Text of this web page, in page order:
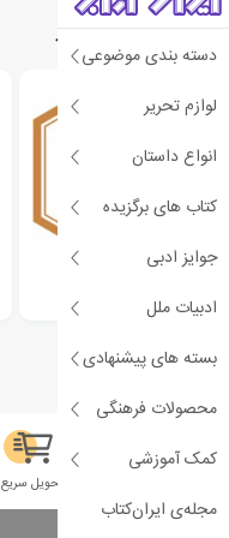
دسته بندی موضوعی
لوازم تحریر
انواع داستان
کتاب های برگزیده
جوایز ادبی
ادبیات ملل
بسته های پیشنهادی
محصولات فرهنگی
کمک آموزشی
مجله‌ی ایران‌کتاب
دسته‌بندی‌های مرتبط
تحویل سریع